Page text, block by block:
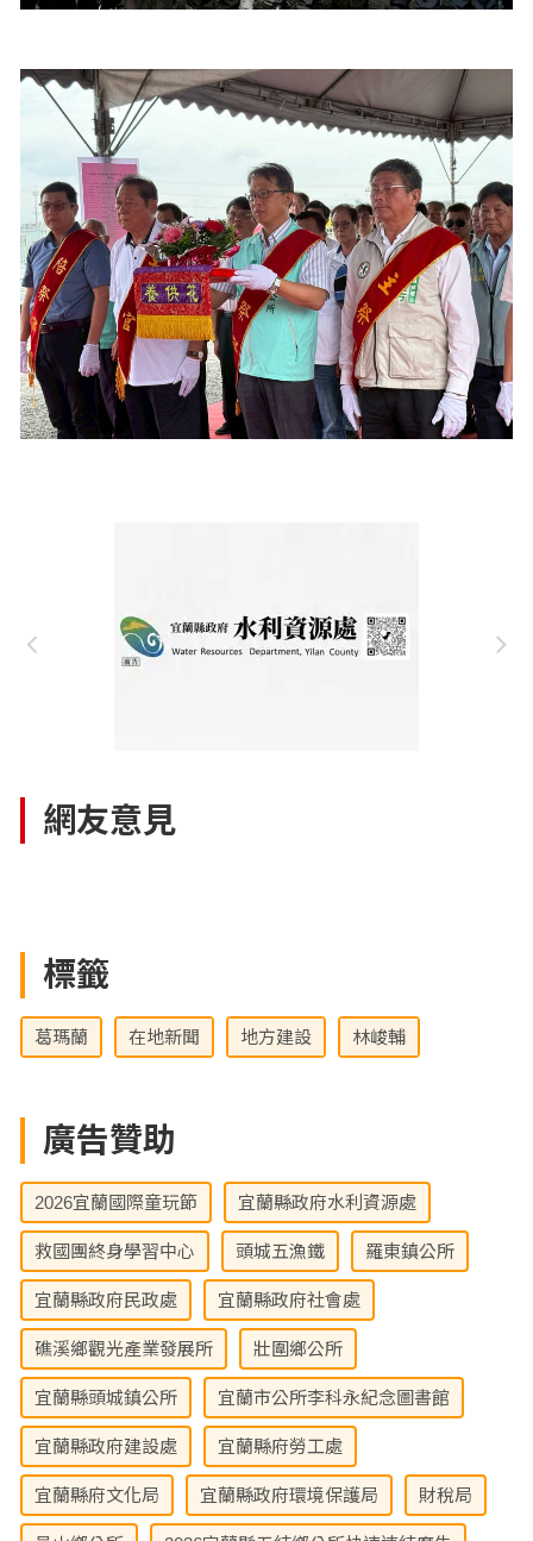
網友意見
標籤
葛瑪蘭 在地新聞 地方建設 林峻輔
廣告贊助
2026宜蘭國際童玩節 宜蘭縣政府水利資源處
救國團終身學習中心 頭城五漁鐵 羅東鎮公所
宜蘭縣政府民政處 宜蘭縣政府社會處
礁溪鄉觀光產業發展所 壯圍鄉公所
宜蘭縣頭城鎮公所 宜蘭市公所李科永紀念圖書館
宜蘭縣政府建設處 宜蘭縣府勞工處
宜蘭縣府文化局 宜蘭縣政府環境保護局 財稅局